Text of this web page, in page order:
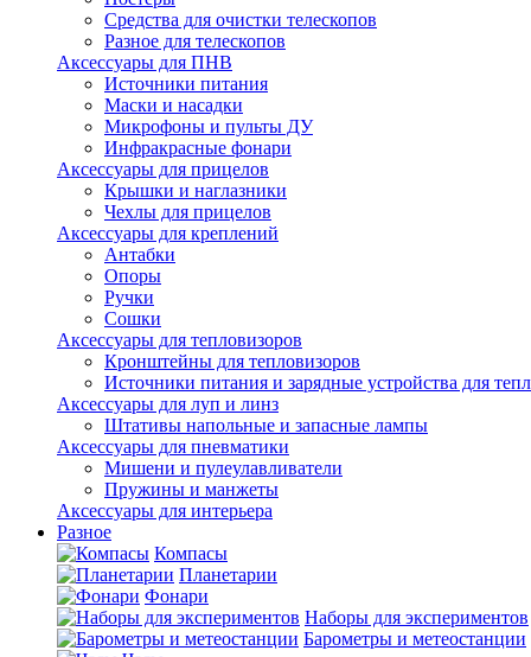
Средства для очистки телескопов
Разное для телескопов
Аксессуары для ПНВ
Источники питания
Маски и насадки
Микрофоны и пульты ДУ
Инфракрасные фонари
Аксессуары для прицелов
Крышки и наглазники
Чехлы для прицелов
Аксессуары для креплений
Антабки
Опоры
Ручки
Сошки
Аксессуары для тепловизоров
Кронштейны для тепловизоров
Источники питания и зарядные устройства для
Аксессуары для луп и линз
Штативы напольные и запасные лампы
Аксессуары для пневматики
Мишени и пулеулавливатели
Пружины и манжеты
Аксессуары для интерьера
Разное
Компасы
Планетарии
Фонари
Наборы для экспериментов
Барометры и метеостанции